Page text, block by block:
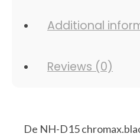
Additional
Reviews (0)
De NH-D15